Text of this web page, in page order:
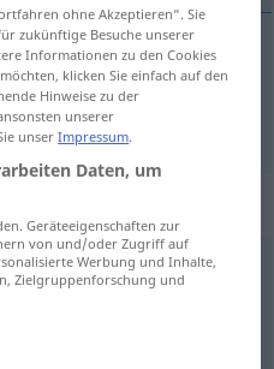
intransitivo
ohne Akzeptieren“. Sie
zukünftige Besuche unserer
Informationen zu den Cookies
klicken Sie einfach auf den
Hinweise zu der
unserer
unserImpressum.
Daten, um
Geräteeigenschaften zur
von und/oder Zugriff auf
Werbung und Inhalte,
Zielgruppenforschung und